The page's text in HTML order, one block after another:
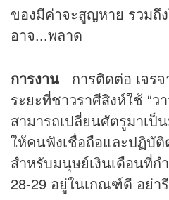
ของมีค่าจะสูญหาย รวมถึ
อาจ...พลาด
การงาน
การติดต่อ เจร
ระยะที่ชาวราศีสิงห์ใช้ “ว
สามารถเปลี่ยนศัตรูมาเป็
ให้คนฟังเชื่อถือและปฏิบัติ
สำหรับมนุษย์เงินเดือนที่ก
28-29 อยู่ในเกณฑ์ดี อย่า